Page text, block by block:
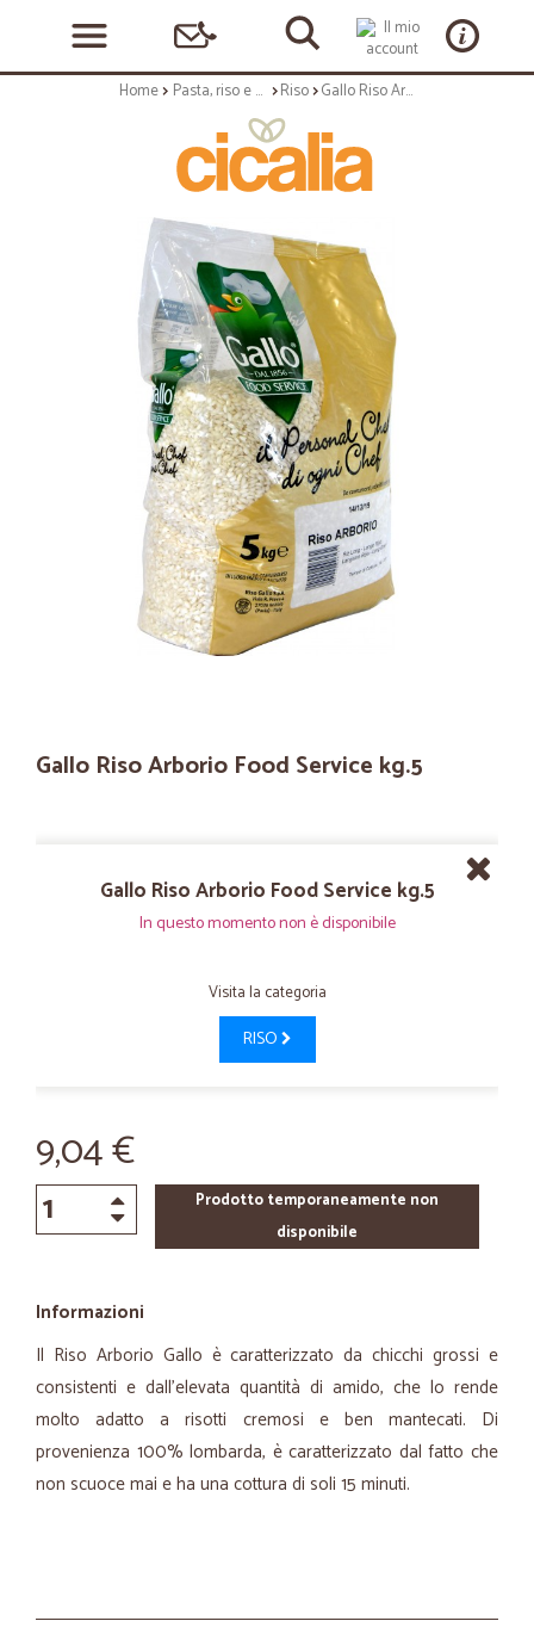
Home Pasta, riso e cerali Riso Gallo Riso Arborio Food Service kg.5
Gallo Riso Arborio Food Service kg.5
Gallo Riso Arborio Food Service kg.5
In questo momento non è disponibile
Visita la categoria
RISO
9,04 €
Prodotto temporaneamente non
disponibile
Informazioni
Il Riso Arborio Gallo è caratterizzato da chicchi grossi e
consistenti e dall'elevata quantità di amido, che lo rende
molto adatto a risotti cremosi e ben mantecati. Di
provenienza 100% lombarda, è caratterizzato dal fatto che
non scuoce mai e ha una cottura di soli 15 minuti.